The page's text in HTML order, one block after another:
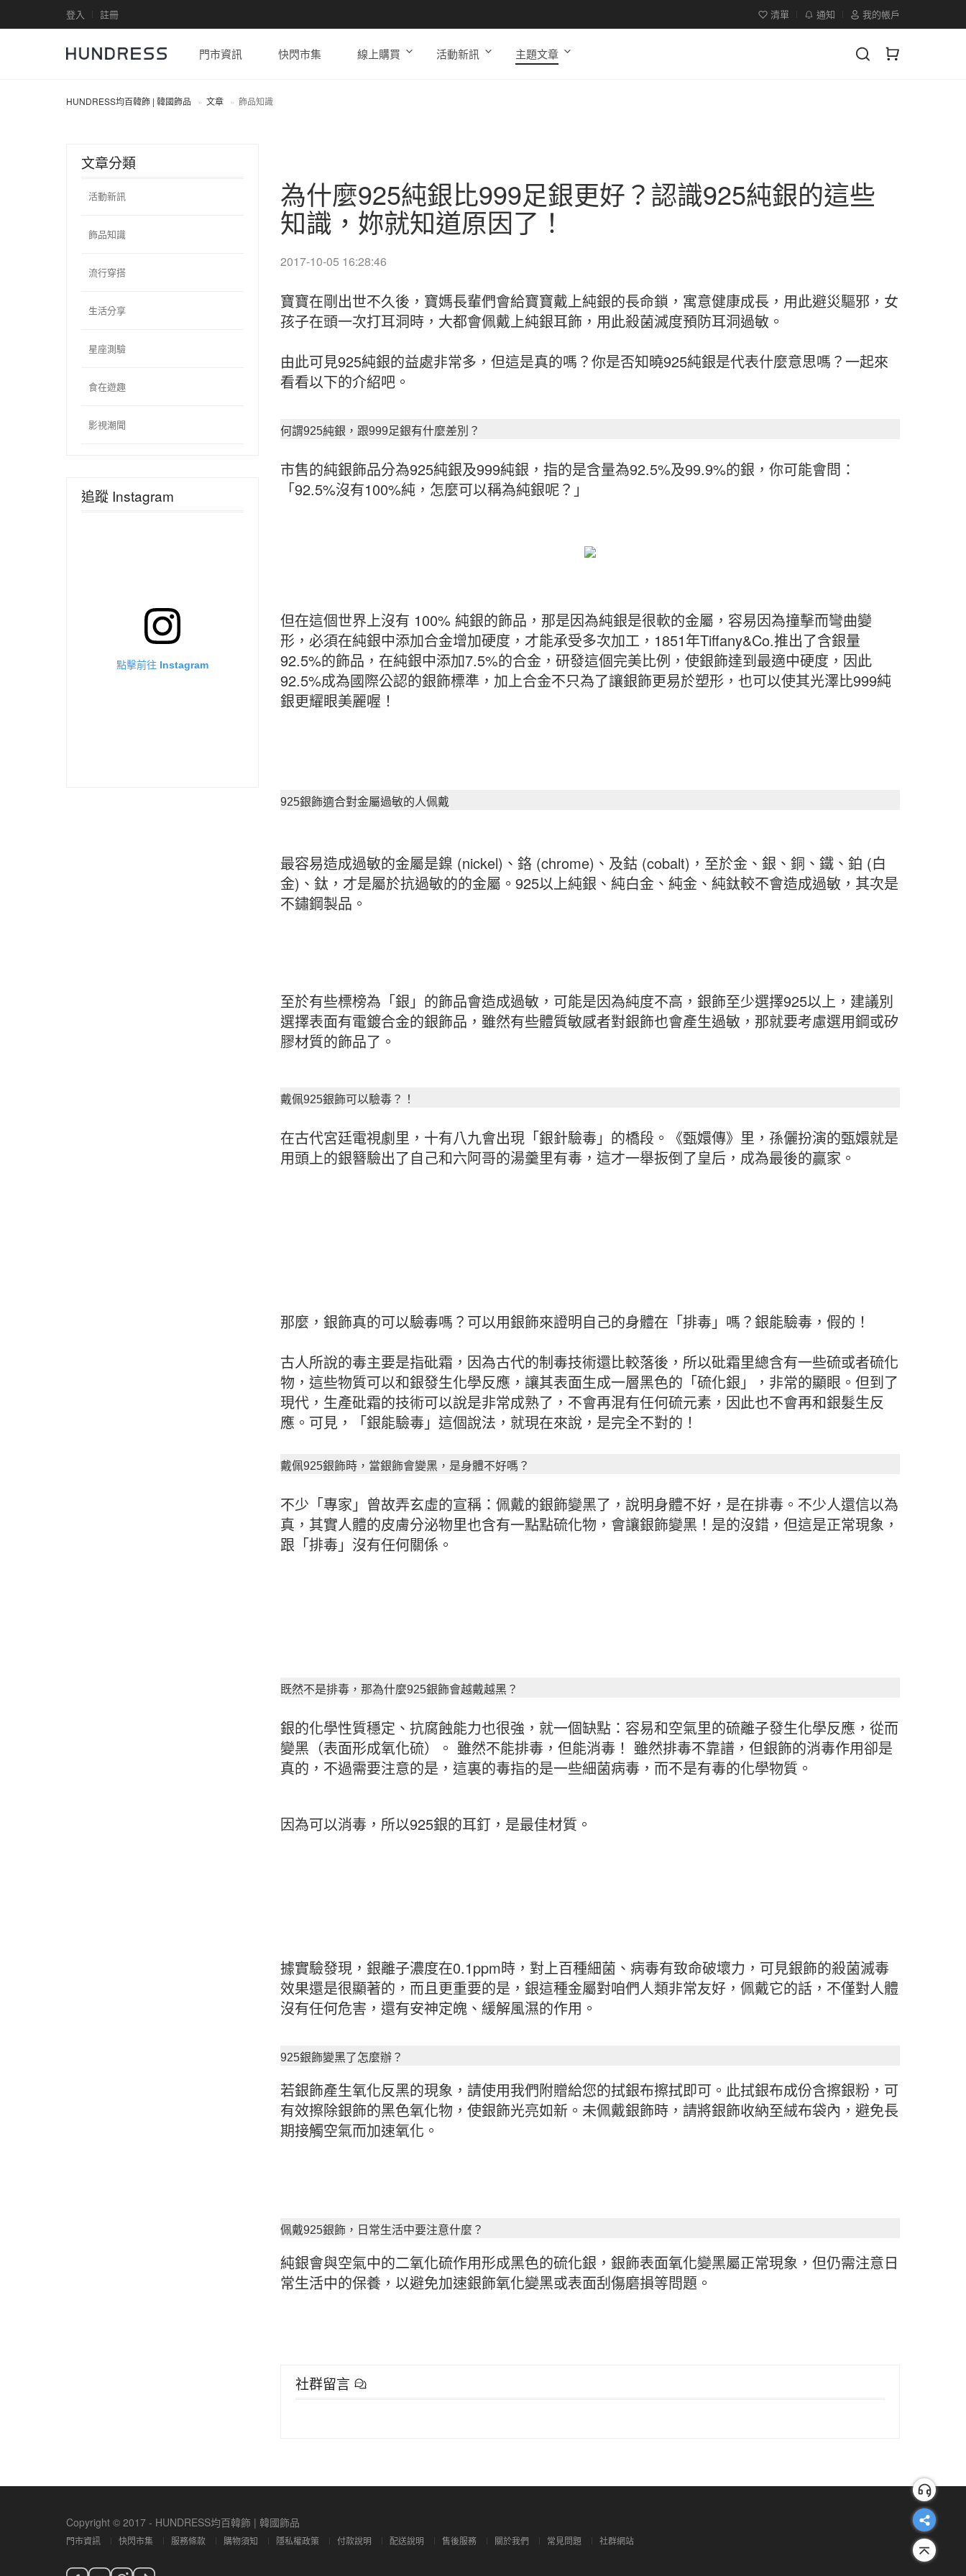
登入 註冊 清單 通知 我的帳戶
門市資訊 快閃市集 線上購買 活動新訊 主題文章
HUNDRESS均百韓飾 | 韓國飾品 文章 飾品知識
為什麼925純銀比999足銀更好？認識925純銀的這些
知識，妳就知道原因了！
2017-10-05 16:28:46
寶寶在剛出世不久後，寶媽長輩們會給寶寶戴上純銀的長命鎖，寓意健康成長，用此避災驅邪，女
孩子在頭一次打耳洞時，大都會佩戴上純銀耳飾，用此殺菌滅度預防耳洞過敏。
由此可見925純銀的益處非常多，但這是真的嗎？你是否知曉925純銀是代表什麼意思嗎？一起來
看看以下的介紹吧。
何謂925純銀，跟999足銀有什麼差別？
市售的純銀飾品分為925純銀及999純銀，指的是含量為92.5%及99.9%的銀，你可能會問：
「92.5%沒有100%純，怎麼可以稱為純銀呢？」
但在這個世界上沒有 100% 純銀的飾品，那是因為純銀是很軟的金屬，容易因為撞擊而彎曲變
形，必須在純銀中添加合金增加硬度，才能承受多次加工，1851年Tiffany&Co.推出了含銀量
92.5%的飾品，在純銀中添加7.5%的合金，研發這個完美比例，使銀飾達到最適中硬度，因此
92.5%成為國際公認的銀飾標準，加上合金不只為了讓銀飾更易於塑形，也可以使其光澤比999純
銀更耀眼美麗喔！
925銀飾適合對金屬過敏的人佩戴
最容易造成過敏的金屬是鎳 (nickel)、鉻 (chrome)、及鈷 (cobalt)，至於金、銀、銅、鐵、鉑 (白
金)、鈦，才是屬於抗過敏的的金屬。925以上純銀、純白金、純金、純鈦較不會造成過敏，其次是
不鏽鋼製品。
至於有些標榜為「銀」的飾品會造成過敏，可能是因為純度不高，銀飾至少選擇925以上，建議別
選擇表面有電鍍合金的銀飾品，雖然有些體質敏感者對銀飾也會產生過敏，那就要考慮選用鋼或矽
膠材質的飾品了。
戴佩925銀飾可以驗毒？！
在古代宮廷電視劇里，十有八九會出現「銀針驗毒」的橋段。《甄嬛傳》里，孫儷扮演的甄嬛就是
用頭上的銀簪驗出了自己和六阿哥的湯羹里有毒，這才一舉扳倒了皇后，成為最後的贏家。
那麼，銀飾真的可以驗毒嗎？可以用銀飾來證明自己的身體在「排毒」嗎？銀能驗毒，假的！
古人所說的毒主要是指砒霜，因為古代的制毒技術還比較落後，所以砒霜里總含有一些硫或者硫化
物，這些物質可以和銀發生化學反應，讓其表面生成一層黑色的「硫化銀」，非常的顯眼。但到了
現代，生產砒霜的技術可以說是非常成熟了，不會再混有任何硫元素，因此也不會再和銀髮生反
應。可見，「銀能驗毒」這個說法，就現在來說，是完全不對的！
戴佩925銀飾時，當銀飾會變黑，是身體不好嗎？
不少「專家」曾故弄玄虛的宣稱：佩戴的銀飾變黑了，說明身體不好，是在排毒。不少人還信以為
真，其實人體的皮膚分泌物里也含有一點點硫化物，會讓銀飾變黑！是的沒錯，但這是正常現象，
跟「排毒」沒有任何關係。
既然不是排毒，那為什麼925銀飾會越戴越黑？
銀的化學性質穩定、抗腐蝕能力也很強，就一個缺點：容易和空氣里的硫離子發生化學反應，從而
變黑（表面形成氧化硫）。 雖然不能排毒，但能消毒！ 雖然排毒不靠譜，但銀飾的消毒作用卻是
真的，不過需要注意的是，這裏的毒指的是一些細菌病毒，而不是有毒的化學物質。
因為可以消毒，所以925銀的耳釘，是最佳材質。
據實驗發現，銀離子濃度在0.1ppm時，對上百種細菌、病毒有致命破壞力，可見銀飾的殺菌滅毒
效果還是很顯著的，而且更重要的是，銀這種金屬對咱們人類非常友好，佩戴它的話，不僅對人體
沒有任何危害，還有安神定魄、緩解風濕的作用。
925銀飾變黑了怎麼辦？
若銀飾產生氧化反黑的現象，請使用我們附贈給您的拭銀布擦拭即可。此拭銀布成份含擦銀粉，可
有效擦除銀飾的黑色氧化物，使銀飾光亮如新。未佩戴銀飾時，請將銀飾收納至絨布袋內，避免長
期接觸空氣而加速氧化。
佩戴925銀飾，日常生活中要注意什麼？
純銀會與空氣中的二氧化硫作用形成黑色的硫化銀，銀飾表面氧化變黑屬正常現象，但仍需注意日
常生活中的保養，以避免加速銀飾氧化變黑或表面刮傷磨損等問題。
社群留言
文章分類
活動新訊
飾品知識
流行穿搭
生活分享
星座測驗
食在遊趣
影視潮聞
追蹤 Instagram
點擊前往 Instagram
Copyright © 2017 - HUNDRESS均百韓飾 | 韓國飾品
門市資訊 快閃市集 服務條款 購物須知 隱私權政策 付款說明 配送說明 售後服務 關於我們 常見問題 社群網站